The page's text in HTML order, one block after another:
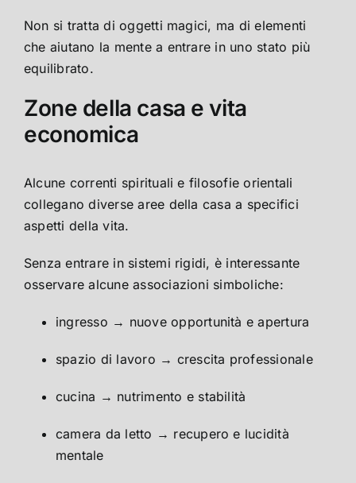
Non si tratta di oggetti magici, ma di elementi
che aiutano la mente a entrare in uno stato più
equilibrato.
Zone della casa e vita
economica
Alcune correnti spirituali e filosofie orientali
collegano diverse aree della casa a specifici
aspetti della vita.
Senza entrare in sistemi rigidi, è interessante
osservare alcune associazioni simboliche:
ingresso → nuove opportunità e apertura
spazio di lavoro → crescita professionale
cucina → nutrimento e stabilità
camera da letto → recupero e lucidità
mentale